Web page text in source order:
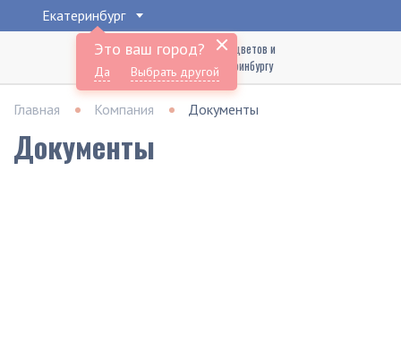
Екатеринбург
Это ваш город?
Да Выбрать другой
Доставка букетов цветов и
подарков по Екатеринбургу
Главная Компания Документы
Документы